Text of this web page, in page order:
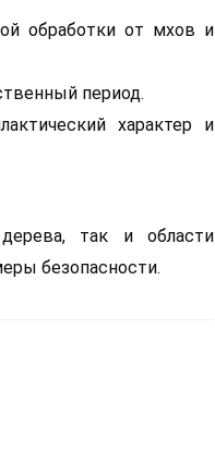
обработки от мхов и
период.
характер и
так и области
безопасности.